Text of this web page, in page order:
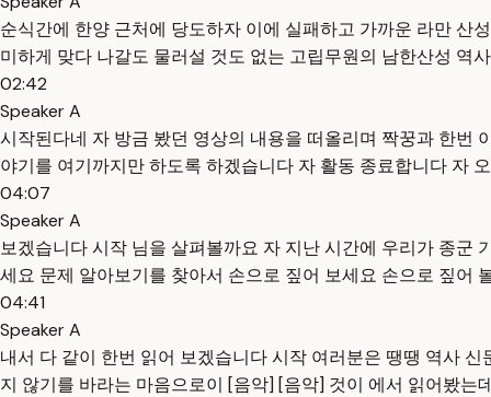
순식간에 한양 근처에 당도하자 이에 실패하고 가까운 라만 산
미하게 맞다 나갈도 물러설 것도 없는 고립무원의 남한산성 역
02:42
Speaker A
시작된다네 자 방금 봤던 영상의 내용을 떠올리며 짝꿍과 한번
야기를 여기까지만 하도록 하겠습니다 자 활동 종료합니다 자
04:07
Speaker A
보겠습니다 시작 님을 살펴볼까요 자 지난 시간에 우리가 종군
세요 문제 알아보기를 찾아서 손으로 짚어 보세요 손으로 짚어
04:41
Speaker A
내서 다 같이 한번 읽어 보겠습니다 시작 여러분은 땡땡 역사
지 않기를 바라는 마음으로이 [음악] [음악] 것이 에서 읽어봤